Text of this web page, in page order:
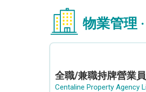
物業管理
Centaline Property Agency